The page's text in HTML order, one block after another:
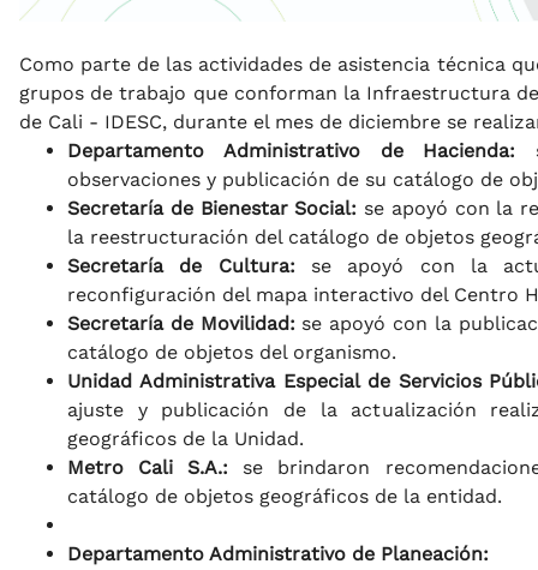
Como parte de las actividades de asistencia técnica
grupos de trabajo que conforman la Infraestructura
de Cali - IDESC, durante el mes de diciembre se
Departamento Administrativo de Hacienda:
observaciones y publicación de su catálogo de
Secretaría de Bienestar Social: se apoyó con la
la reestructuración del catálogo de objetos
Secretaría de Cultura: se apoyó con la
reconfiguración del mapa interactivo del Centro
Secretaría de Movilidad: se apoyó con la
catálogo de objetos del organismo.
Unidad Administrativa Especial de Servicios
ajuste y publicación de la actualización
geográficos de la Unidad.
Metro Cali S.A.: se brindaron
catálogo de objetos geográficos de la entidad.
Departamento Administrativo de Planeación: